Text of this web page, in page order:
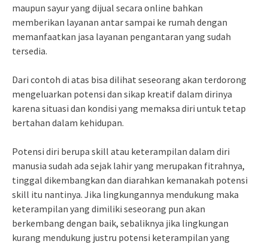
maupun sayur yang dijual secara online bahkan
memberikan layanan antar sampai ke rumah dengan
memanfaatkan jasa layanan pengantaran yang sudah
tersedia.
Dari contoh di atas bisa dilihat seseorang akan terdorong
mengeluarkan potensi dan sikap kreatif dalam dirinya
karena situasi dan kondisi yang memaksa diri untuk tetap
bertahan dalam kehidupan.
Potensi diri berupa skill atau keterampilan dalam diri
manusia sudah ada sejak lahir yang merupakan fitrahnya,
tinggal dikembangkan dan diarahkan kemanakah potensi
skill itu nantinya. Jika lingkungannya mendukung maka
keterampilan yang dimiliki seseorang pun akan
berkembang dengan baik, sebaliknya jika lingkungan
kurang mendukung justru potensi keterampilan yang